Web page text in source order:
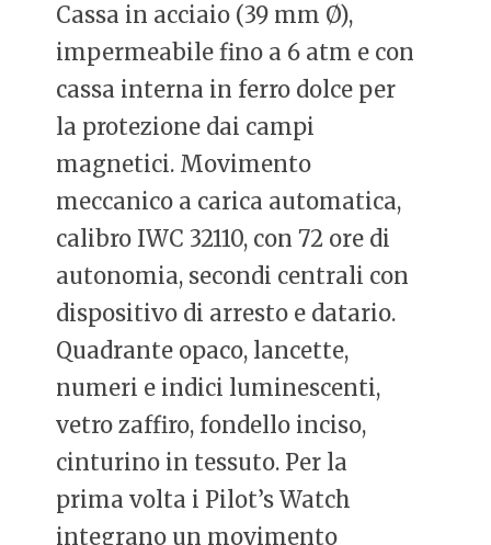
Cassa in acciaio (39 mm Ø),
impermeabile fino a 6 atm e con
cassa interna in ferro dolce per
la protezione dai campi
magnetici. Movimento
meccanico a carica automatica,
calibro IWC 32110, con 72 ore di
autonomia, secondi centrali con
dispositivo di arresto e datario.
Quadrante opaco, lancette,
numeri e indici luminescenti,
vetro zaffiro, fondello inciso,
cinturino in tessuto. Per la
prima volta i Pilot’s Watch
integrano un movimento